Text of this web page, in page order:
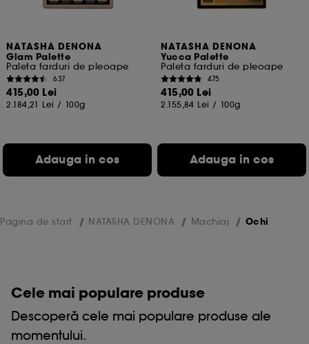
NATASHA DENONA
Glam Palette
Paleta farduri de pleoape
637
415,00 Lei
2.184,21 Lei / 100g
Adauga in cos
NATASHA DENONA
Yucca Palette
Paleta farduri de pleoape
475
415,00 Lei
2.155,84 Lei / 100g
Adauga in cos
Pagina de start NATASHA DENONA Machiaj Ochi
Cele mai populare produse
Descoperă cele mai populare produse ale
momentului.